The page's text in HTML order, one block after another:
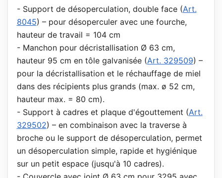
- Support de désoperculation, double face (Art.
8045) – pour désoperculer avec une fourche,
hauteur de travail = 104 cm
- Manchon pour décristallisation Ø 63 cm,
hauteur 95 cm en tôle galvanisée (Art. 329509) –
pour la décristallisation et le réchauffage de miel
dans des récipients plus grands (max. ø 52 cm,
hauteur max. = 80 cm).
- Support à cadres et plaque d'égouttement (Art.
329502) – en combinaison avec la traverse à
broche ou le support de désoperculation, permet
un désoperculation simple, rapide et hygiénique
sur un petit espace (jusqu'à 10 cadres).